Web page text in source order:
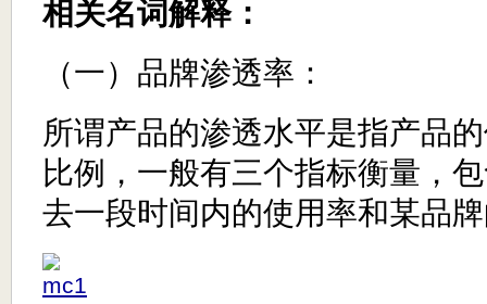
相关名词解释：
（一）品牌渗透率：
所谓产品的渗透水平是指产品
比例，一般有三个指标衡量，
去一段时间内的使用率和某品